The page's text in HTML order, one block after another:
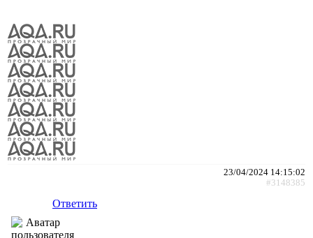
23/04/2024 14:15:02
#3148385
Ответить